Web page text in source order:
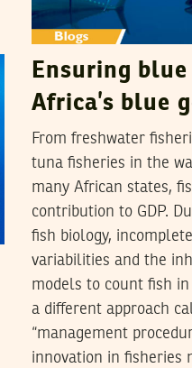
Ensuring
Africa’s blue
From freshwater
tuna fisheries in the
many African states,
contribution to GDP.
fish biology,
variabilities and the
models to count fish
a different approach
“management
innovation in fisheries